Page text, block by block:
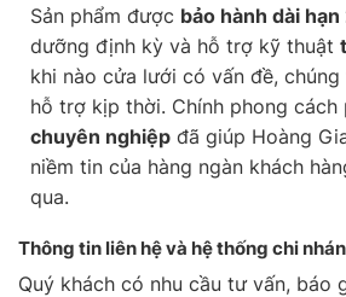
Sản phẩm được bảo hành dài
dưỡng định kỳ và hỗ trợ kỹ thuật
khi nào cửa lưới có vấn đề,
hỗ trợ kịp thời. Chính phong cách
chuyên nghiệp đã giúp Hoàng
niềm tin của hàng ngàn khách
qua.
Thông tin liên hệ và hệ thống chi
Quý khách có nhu cầu tư vấn, báo